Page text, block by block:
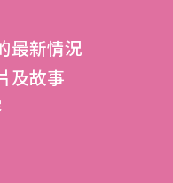
最新情況
及故事